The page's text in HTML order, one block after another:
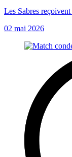
Les Sabres
02 mai 2026